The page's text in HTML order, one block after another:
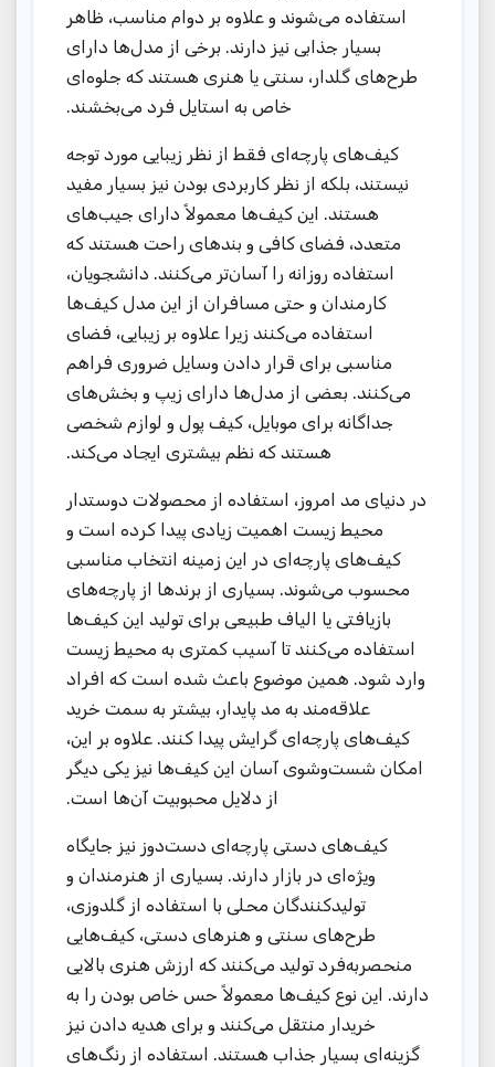
استفاده می‌شوند و علاوه بر دوام مناسب، ظاهر
بسیار جذابی نیز دارند. برخی از مدل‌ها دارای
طرح‌های گلدار، سنتی یا هنری هستند که جلوه‌ای
خاص به استایل فرد می‌بخشند.
کیف‌های پارچه‌ای فقط از نظر زیبایی مورد توجه
نیستند، بلکه از نظر کاربردی بودن نیز بسیار مفید
هستند. این کیف‌ها معمولاً دارای جیب‌های
متعدد، فضای کافی و بندهای راحت هستند که
استفاده روزانه را آسان‌تر می‌کنند. دانشجویان،
کارمندان و حتی مسافران از این مدل کیف‌ها
استفاده می‌کنند زیرا علاوه بر زیبایی، فضای
مناسبی برای قرار دادن وسایل ضروری فراهم
می‌کنند. بعضی از مدل‌ها دارای زیپ و بخش‌های
جداگانه برای موبایل، کیف پول و لوازم شخصی
هستند که نظم بیشتری ایجاد می‌کند.
در دنیای مد امروز، استفاده از محصولات دوستدار
محیط زیست اهمیت زیادی پیدا کرده است و
کیف‌های پارچه‌ای در این زمینه انتخاب مناسبی
محسوب می‌شوند. بسیاری از برندها از پارچه‌های
بازیافتی یا الیاف طبیعی برای تولید این کیف‌ها
استفاده می‌کنند تا آسیب کمتری به محیط زیست
وارد شود. همین موضوع باعث شده است که افراد
علاقه‌مند به مد پایدار، بیشتر به سمت خرید
کیف‌های پارچه‌ای گرایش پیدا کنند. علاوه بر این،
امکان شست‌وشوی آسان این کیف‌ها نیز یکی دیگر
از دلایل محبوبیت آن‌ها است.
کیف‌های دستی پارچه‌ای دست‌دوز نیز جایگاه
ویژه‌ای در بازار دارند. بسیاری از هنرمندان و
تولیدکنندگان محلی با استفاده از گلدوزی،
طرح‌های سنتی و هنرهای دستی، کیف‌هایی
منحصربه‌فرد تولید می‌کنند که ارزش هنری بالایی
دارند. این نوع کیف‌ها معمولاً حس خاص بودن را به
خریدار منتقل می‌کنند و برای هدیه دادن نیز
گزینه‌ای بسیار جذاب هستند. استفاده از رنگ‌های